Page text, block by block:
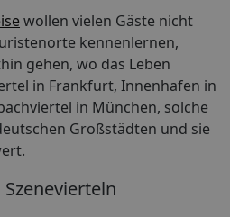
wollen vielen Gäste nicht
kennenlernen,
gehen, wo das Leben
in Frankfurt, Innenhafen in
in München, solche
Großstädten und sie